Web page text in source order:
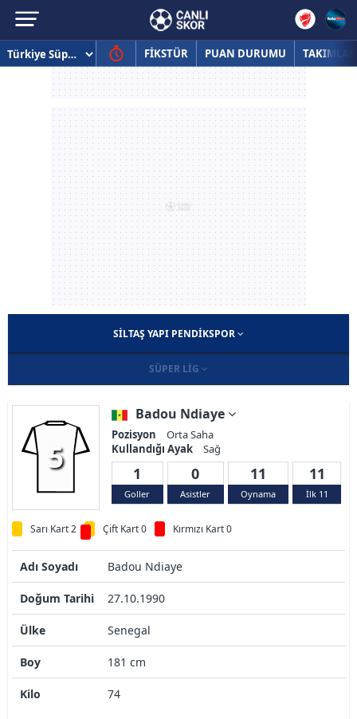
FİKSTÜR PUAN DURUMU TAKIMLAR
SILTAŞ YAPI PENDIKSPOR
SÜPER LIG
5
Badou Ndiaye
Pozisyon
Orta Saha
Kullandığı Ayak
Sağ
1
Goller
0
Asistler
11
Oynama
11
İlk 11
Sarı Kart 2 Çift Kart 0 Kırmızı Kart 0
Adı Soyadı Badou Ndiaye
Doğum Tarihi 27.10.1990
Ülke Senegal
Boy 181 cm
Kilo 74